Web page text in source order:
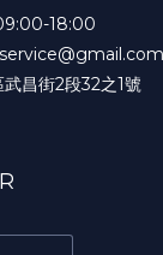
18:00
昌街2段32之1號